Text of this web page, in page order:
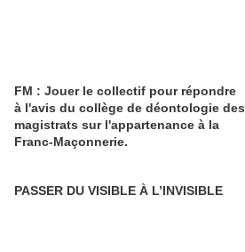
FM : Jouer le collectif pour répondre
à l'avis du collège de déontologie des
magistrats sur l'appartenance à la
Franc-Maçonnerie.
PASSER DU VISIBLE À L’INVISIBLE